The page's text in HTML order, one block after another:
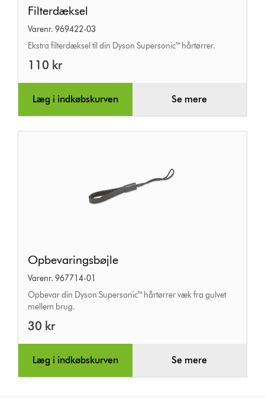
Filterdæksel
Varenr. 969422-03
Ekstra filterdæksel til din Dyson Supersonic™ hårtørrer.
110 kr
Læg i indkøbskurven Se mere
Opbevaringsbøjle
Varenr. 967714-01
Opbevar din Dyson Supersonic™ hårtørrer væk fra gulvet
mellem brug.
30 kr
Læg i indkøbskurven Se mere